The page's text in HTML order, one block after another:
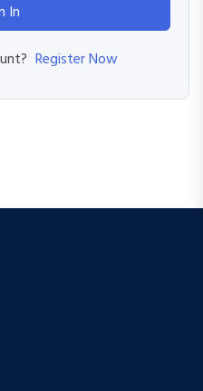
In
Register Now